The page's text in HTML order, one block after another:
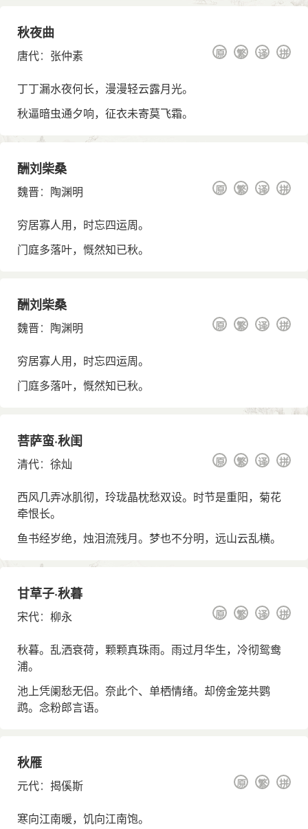
葱茏而可悦；草拂之而色变，木遭之而叶脱。其所以摧
败零落者，乃其一气之余烈。夫秋，刑官也，于时为
阴；又兵象也，于行用金，是谓天地之义气，常以肃杀
而为心。天之于物，春生秋实，故其在乐也，商声主西
夷，戮也，物过盛而当杀。”(余曰一作：予曰)
秋夜曲
唐代： 张仲素 拼
译
繁
原
丁丁漏水夜何长，漫漫轻云露月光。
秋逼暗虫通夕响，征衣未寄莫飞霜。
酬刘柴桑
魏晋： 陶渊明 拼
译
繁
原
穷居寡人用，时忘四运周。
门庭多落叶，慨然知已秋。
酬刘柴桑
魏晋： 陶渊明 拼
译
繁
原
穷居寡人用，时忘四运周。
门庭多落叶，慨然知已秋。
菩萨蛮·秋闺
清代： 徐灿 拼
译
繁
原
西风几弄冰肌彻，玲珑晶枕愁双设。时节是重阳，菊花
牵恨长。
鱼书经岁绝，烛泪流残月。梦也不分明，远山云乱横。
甘草子·秋暮
宋代： 柳永 拼
译
繁
原
秋暮。乱洒衰荷，颗颗真珠雨。雨过月华生，冷彻鸳鸯
浦。
池上凭阑愁无侣。奈此个、单栖情绪。却傍金笼共鹦
鹉。念粉郎言语。
秋雁
元代： 揭傒斯 拼
繁
原
寒向江南暖，饥向江南饱。